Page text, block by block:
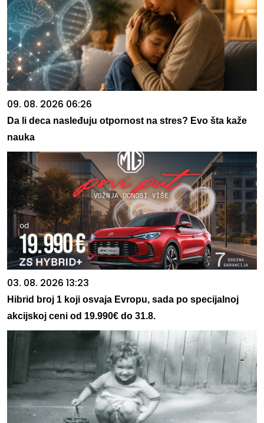
09. 08. 2026 06:26
Da li deca nasleđuju otpornost na stres? Evo šta kaže
nauka
03. 08. 2026 13:23
Hibrid broj 1 koji osvaja Evropu, sada po specijalnoj
akcijskoj ceni od 19.990€ do 31.8.